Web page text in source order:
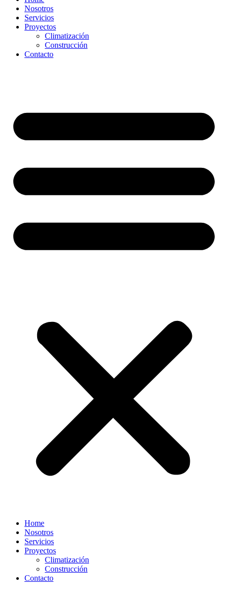
Nosotros
Servicios
Proyectos
Climatización
Construcción
Contacto
Home
Nosotros
Servicios
Proyectos
Climatización
Construcción
Contacto